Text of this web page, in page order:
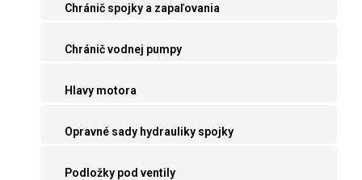
Chránič spojky a zapaľovania
Chránič vodnej pumpy
Hlavy motora
Opravné sady hydrauliky spojky
Podložky pod ventily